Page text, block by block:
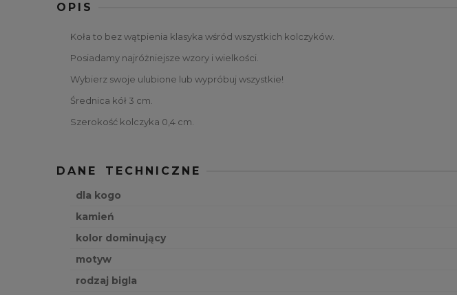
OPIS
Koła to bez wątpienia klasyka wśród wszystkich kolczyków.
Posiadamy najróżniejsze wzory i wielkości.
Wybierz swoje ulubione lub wypróbuj wszystkie!
Średnica kół 3 cm.
Szerokość kolczyka 0,4 cm.
DANE TECHNICZNE
dla kogo
kamień
kolor dominujący
motyw
rodzaj bigla